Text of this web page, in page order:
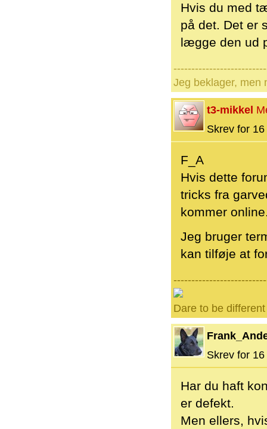
Hvis du med
på det. Det er
lægge den ud
Jeg beklager, men
t3-mikkel
Skrev for
F_A
Hvis dette
tricks fra
kommer
Jeg bruger
kan tilføje at
Dare to be different
Skrev for
Har du haft
er defekt.
Men ellers,